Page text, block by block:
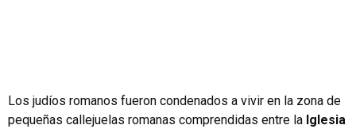
Los judíos romanos fueron condenados a vivir en la zona de
pequeñas callejuelas romanas comprendidas entre la Iglesia